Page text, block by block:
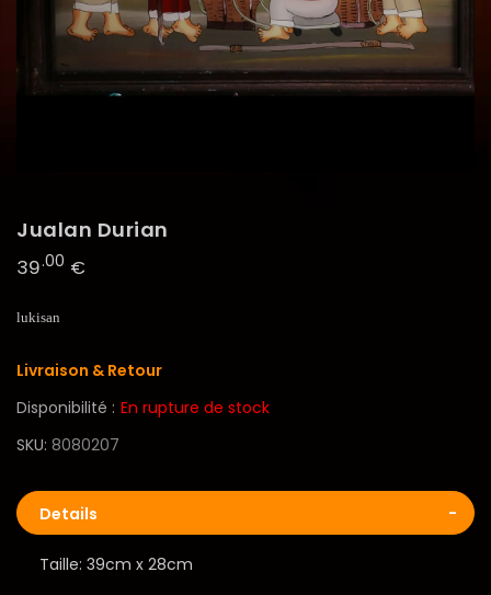
Jualan Durian
39.00 €
lukisan
Livraison & Retour
Disponibilité : En rupture de stock
SKU 8080207
Details
Taille: 39cm x 28cm